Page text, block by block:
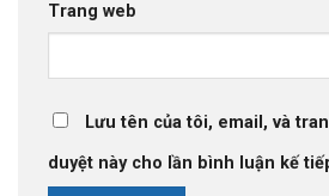
Trang web
Lưu tên của tôi, email, và
duyệt này cho lần bình luận kế